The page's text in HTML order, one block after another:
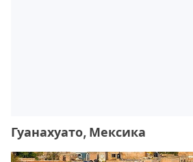
Гуанахуато, Мексика